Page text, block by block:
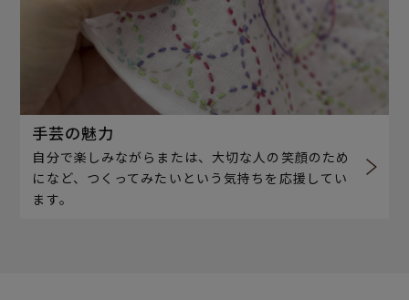
手芸の魅力
自分で楽しみながらまたは、大切な人の笑顔のため
になど、つくってみたいという気持ちを応援してい
ます。